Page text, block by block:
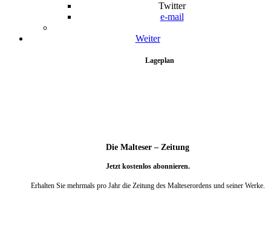
Twitter
e-mail
Weiter
Lageplan
Die Malteser – Zeitung
Jetzt kostenlos abonnieren.
Erhalten Sie mehrmals pro Jahr die Zeitung des Malteserordens und seiner Werke.